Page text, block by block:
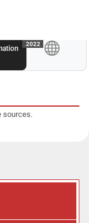
A
2022
sources.